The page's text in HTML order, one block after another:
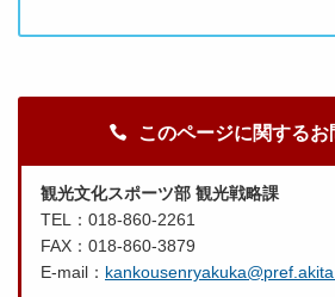
このページに関するお
観光文化スポーツ部 観光戦略課
TEL：018-860-2261
FAX：018-860-3879
E-mail：